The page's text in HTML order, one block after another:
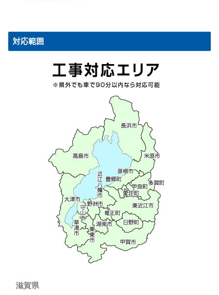
対応範囲
滋賀県